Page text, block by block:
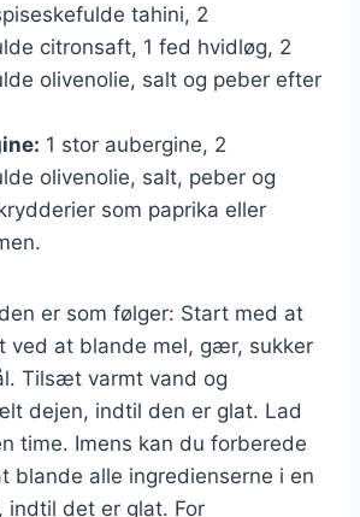
tahini, 2
citronsaft, 1 fed hvidløg, 2
olivenolie, salt og peber efter
1 stor aubergine, 2
olivenolie, salt, peber og
som paprika eller
er som følger: Start med at
ved at blande mel, gær, sukker
Tilsæt varmt vand og
dejen, indtil den er glat. Lad
time. Imens kan du forberede
blande alle ingredienserne i en
indtil det er glat. For